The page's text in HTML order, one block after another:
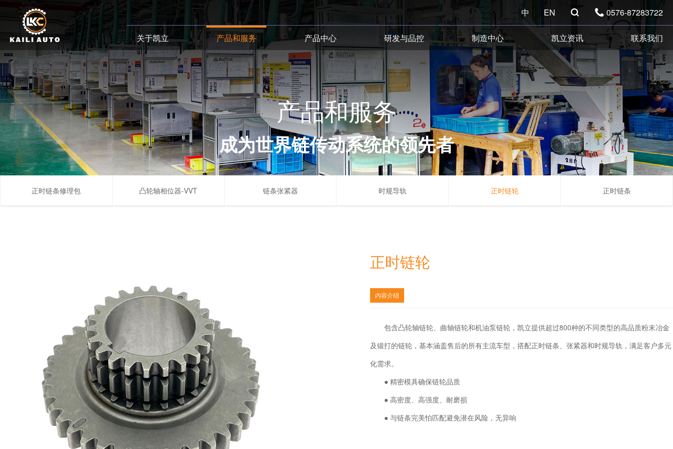
中 EN   0576-87283722
关于凯立 产品和服务 产品中心 研发与品控 制造中心 凯立资讯 联系我们
产品和服务
成为世界链传动系统的领先者
正时链条修理包 凸轮轴相位器-VVT 链条张紧器 时规导轨 正时链轮 正时链条
正时链轮
内容介绍
包含凸轮轴链轮、曲轴链轮和机油泵链轮，凯立提供超过800种的不同类型的高品质粉末冶金
及锻打的链轮，基本涵盖售后的所有主流车型，搭配正时链条、张紧器和时规导轨，满足客户多元
化需求。
● 精密模具确保链轮品质
● 高密度、高强度、耐磨损
● 与链条完美怕匹配避免潜在风险，无异响